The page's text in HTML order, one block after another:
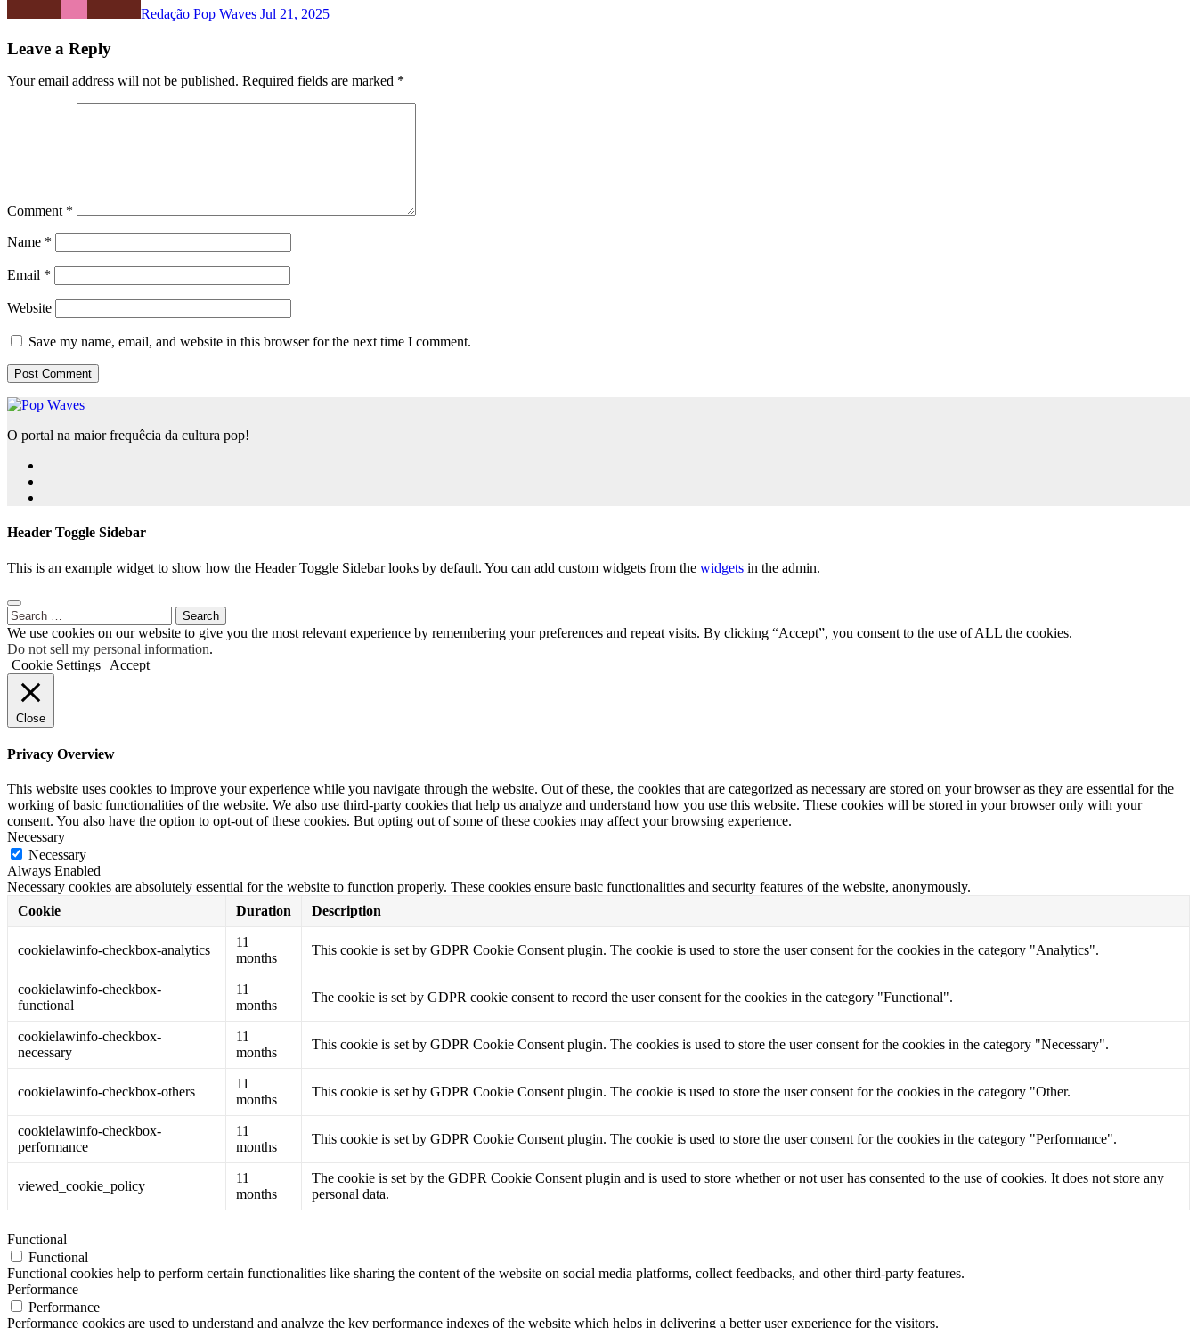
Redação Pop Waves Jul 21, 2025
Leave a Reply
Your email address will not be published. Required fields are marked *
Comment *
Name *
Email *
Website
Save my name, email, and website in this browser for the next time I comment.
O portal na maior frequêcia da cultura pop!
Header Toggle Sidebar
This is an example widget to show how the Header Toggle Sidebar looks by default. You can add custom widgets from the widgets in the admin.
Search
for:
We use cookies on our website to give you the most relevant experience by remembering your preferences and repeat visits. By clicking “Accept”, you consent to the use of ALL the cookies.
Do not sell my personal information.
Cookie Settings
Accept
Close
Privacy Overview
This website uses cookies to improve your experience while you navigate through the website. Out of these, the cookies that are categorized as necessary are stored on your browser as they are essential for the
working of basic functionalities of the website. We also use third-party cookies that help us analyze and understand how you use this website. These cookies will be stored in your browser only with your
consent. You also have the option to opt-out of these cookies. But opting out of some of these cookies may affect your browsing experience.
Necessary
Necessary
Always Enabled
Necessary cookies are absolutely essential for the website to function properly. These cookies ensure basic functionalities and security features of the website, anonymously.
Cookie
Duration Description
cookielawinfo-checkbox-analytics
11
months
This cookie is set by GDPR Cookie Consent plugin. The cookie is used to store the user consent for the cookies in the category "Analytics".
cookielawinfo-checkbox-
functional
11
months
The cookie is set by GDPR cookie consent to record the user consent for the cookies in the category "Functional".
cookielawinfo-checkbox-
necessary
11
months
This cookie is set by GDPR Cookie Consent plugin. The cookies is used to store the user consent for the cookies in the category "Necessary".
cookielawinfo-checkbox-others
11
months
This cookie is set by GDPR Cookie Consent plugin. The cookie is used to store the user consent for the cookies in the category "Other.
cookielawinfo-checkbox-
performance
11
months
This cookie is set by GDPR Cookie Consent plugin. The cookie is used to store the user consent for the cookies in the category "Performance".
viewed_cookie_policy
11
months
The cookie is set by the GDPR Cookie Consent plugin and is used to store whether or not user has consented to the use of cookies. It does not store any
personal data.
Functional
Functional
Functional cookies help to perform certain functionalities like sharing the content of the website on social media platforms, collect feedbacks, and other third-party features.
Performance
Performance
Performance cookies are used to understand and analyze the key performance indexes of the website which helps in delivering a better user experience for the visitors.